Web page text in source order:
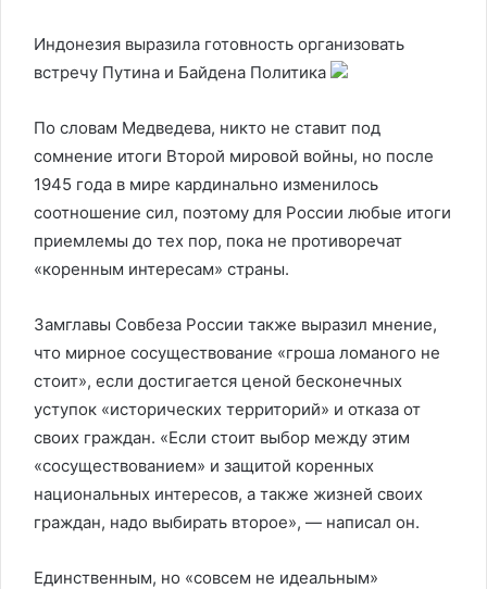
Индонезия выразила готовность организовать
встречу Путина и Байдена Политика
По словам Медведева, никто не ставит под
сомнение итоги Второй мировой войны, но после
1945 года в мире кардинально изменилось
соотношение сил, поэтому для России любые итоги
приемлемы до тех пор, пока не противоречат
«коренным интересам» страны.
Замглавы Совбеза России также выразил мнение,
что мирное сосуществование «гроша ломаного не
стоит», если достигается ценой бесконечных
уступок «исторических территорий» и отказа от
своих граждан. «Если стоит выбор между этим
«сосуществованием» и защитой коренных
национальных интересов, а также жизней своих
граждан, надо выбирать второе», — написал он.
Единственным, но «совсем не идеальным»